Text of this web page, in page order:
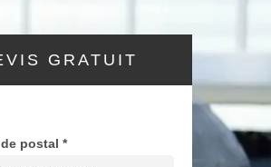
GRATUIT
postal *